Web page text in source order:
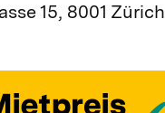
15, 8001 Zürich